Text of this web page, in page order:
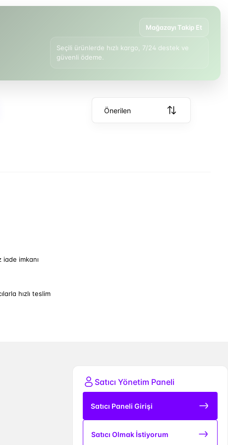
Mağazayı Takip Et
Seçili ürünlerde hızlı kargo, 7/24 destek ve
güvenli ödeme.
Önerilen
imkanı
hızlı teslim
Satıcı Yönetim Paneli
Satıcı Paneli Girişi
Satıcı Olmak İstiyorum